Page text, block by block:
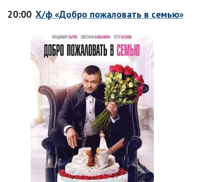
20:00 Х/ф «Добро пожаловать в семью»